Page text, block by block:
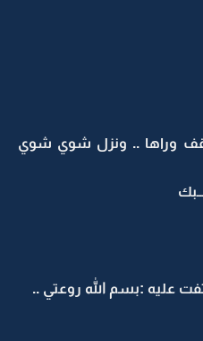
وراها .. ونزل شوي شوي
عليه :بسم الله روعتي ..